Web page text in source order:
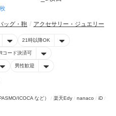
ッグ・鞄 アクセサリー・ジュエリー
21時以降OK
コード決済可
男性歓迎
ICOCA など） 楽天Edy nanaco
iD